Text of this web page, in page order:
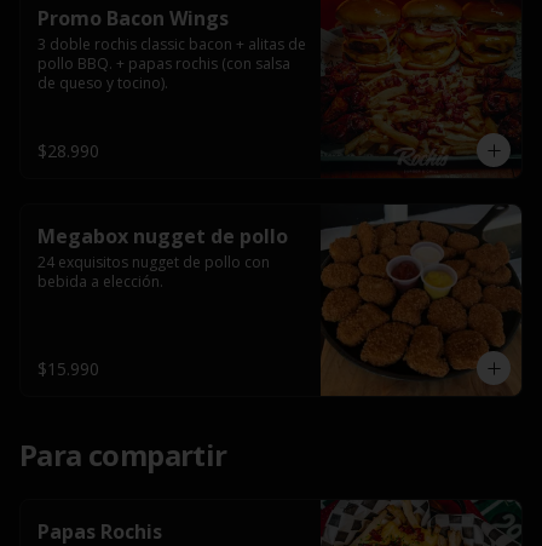
Promo Bacon Wings
3 doble rochis classic bacon + alitas de
pollo BBQ. + papas rochis (con salsa
de queso y tocino).
$28.990
Megabox nugget de pollo
24 exquisitos nugget de pollo con
bebida a elección.
$15.990
Para compartir
Papas Rochis